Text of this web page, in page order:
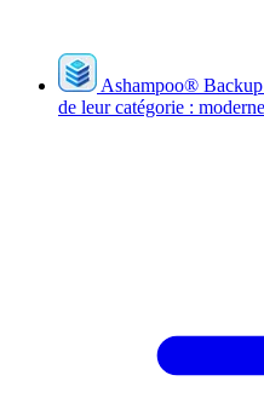
Ashampoo®
de leur catégorie :